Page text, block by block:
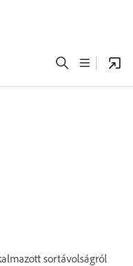
sortávolságról